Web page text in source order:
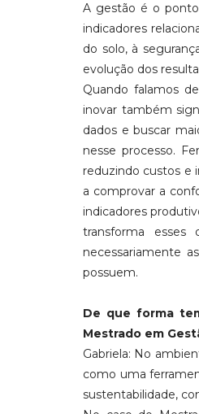
A gestão é o
indicadores
do solo, à
evolução dos
Quando falamos
inovar também
dados e buscar
nesse processo.
reduzindo custos e
a comprovar a
indicadores
transforma
necessariamente
possuem.
De que forma
Mestrado em
Gabriela: No
como uma
sustentabilidade,